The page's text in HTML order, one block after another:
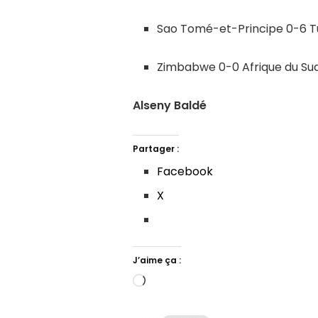
Sao Tomé-et-Principe 0-6
Zimbabwe 0-0 Afrique du
Alseny Baldé
Partager :
Facebook
X
J’aime ça :
Chargement…